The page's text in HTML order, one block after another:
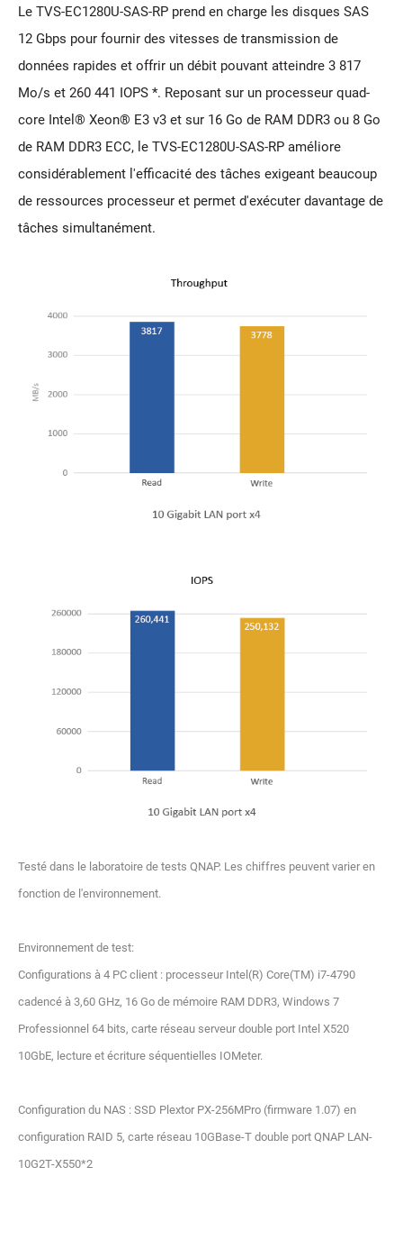
Le TVS-EC1280U-SAS-RP prend en charge les disques SAS
12 Gbps pour fournir des vitesses de transmission de
données rapides et offrir un débit pouvant atteindre 3 817
Mo/s et 260 441 IOPS *. Reposant sur un processeur quad-
core Intel® Xeon® E3 v3 et sur 16 Go de RAM DDR3 ou 8 Go
de RAM DDR3 ECC, le TVS-EC1280U-SAS-RP améliore
considérablement l'efficacité des tâches exigeant beaucoup
de ressources processeur et permet d'exécuter davantage de
tâches simultanément.
Testé dans le laboratoire de tests QNAP. Les chiffres peuvent varier en
fonction de l'environnement.
Environnement de test:
Configurations à 4 PC client : processeur Intel(R) Core(TM) i7-4790
cadencé à 3,60 GHz, 16 Go de mémoire RAM DDR3, Windows 7
Professionnel 64 bits, carte réseau serveur double port Intel X520
10GbE, lecture et écriture séquentielles IOMeter.
Configuration du NAS : SSD Plextor PX-256MPro (firmware 1.07) en
configuration RAID 5, carte réseau 10GBase-T double port QNAP LAN-
10G2T-X550*2